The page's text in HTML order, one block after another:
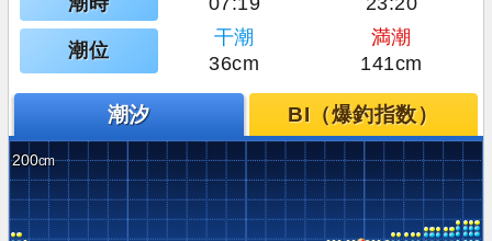
潮位
干潮
満潮
36cm
141cm
潮汐 BI（爆釣指数）
200